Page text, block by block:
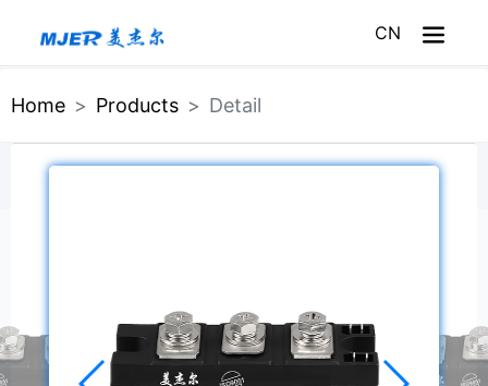
CN
Home
About Meijer
Meijer Mall
Home Products Detail